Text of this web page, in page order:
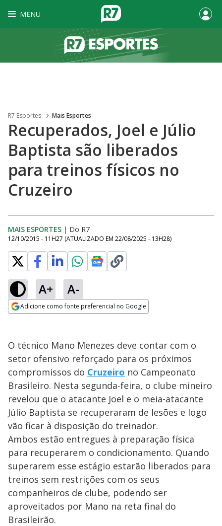
MENU
R7 Esportes Mais Esportes
Recuperados, Joel e Júlio
Baptista são liberados
para treinos físicos no
Cruzeiro
MAIS ESPORTES | Do R7
12/10/2015 - 11H27 (ATUALIZADO EM 22/08/2025 - 13H28)
A+ A-
Adicione como fonte preferencial no Google
O técnico Mano Menezes deve contar com o
setor ofensivo reforçado para os próximos
compromissos do Cruzeiro no Campeonato
Brasileiro. Nesta segunda-feira, o clube mineiro
revelou que o atacante Joel e o meia-atacante
Júlio Baptista se recuperaram de lesões e logo
vão ficar à disposição do treinador.
Ambos estão entregues à preparação física
para recuperarem o condicionamento. Quando
superarem esse estágio estarão liberados para
treinos sem restrições com os seus
companheiros de clube, podendo ser
aproveitados por Mano na reta final do
Brasileirão.